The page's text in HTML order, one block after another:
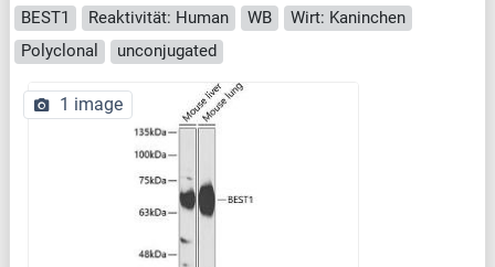
BEST1 Reaktivität: Human WB
Wirt: Kaninchen
Polyclonal
unconjugated
1 image